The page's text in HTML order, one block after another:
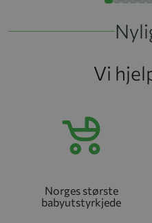
Vi
Norges største
babyutstyrkjede